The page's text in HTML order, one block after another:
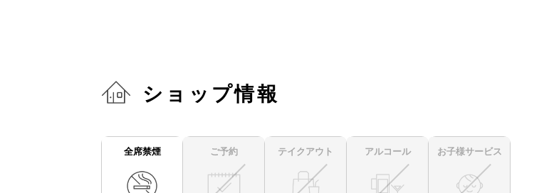
ショップ情報
全席禁煙 ご予約 テイクアウト アルコール お子様サービス